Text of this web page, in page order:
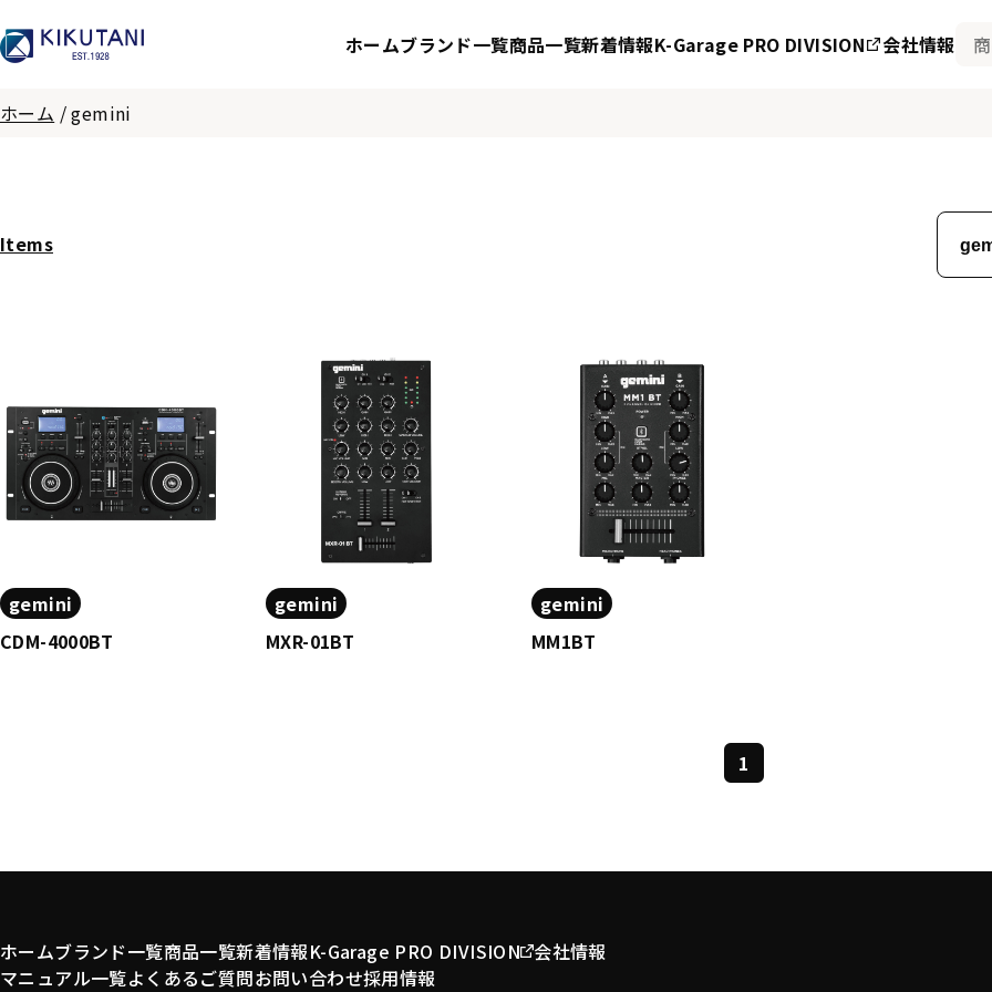
ホームブランド一覧商品一覧新着情報K-Garage PRO DIVISION 会社情報
ホーム /gemini
Items
gemini
CDM-4000BT
gemini
MXR-01BT
gemini
MM1BT
1
ホームブランド一覧商品一覧新着情報K-Garage PRO DIVISION 会社情報
マニュアル一覧よくあるご質問お問い合わせ採用情報